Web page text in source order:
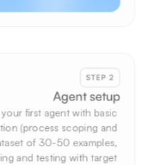
STEP 2
Agent setup
first agent with basic
(process scoping and
of 30-50 examples,
and testing with target